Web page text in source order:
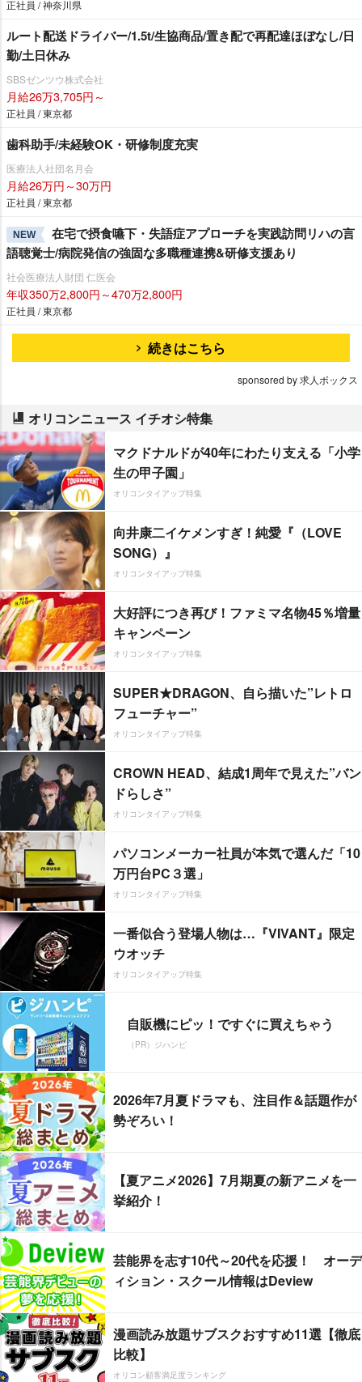
正社員 / 神奈川県
ルート配送ドライバー/1.5t/生協商品/置き配で再配達ほぼなし/日
勤/土日休み
SBSゼンツウ株式会社
月給26万3,705円～
正社員 / 東京都
歯科助手/未経験OK・研修制度充実
医療法人社団名月会
月給26万円～30万円
正社員 / 東京都
NEW
在宅で摂食嚥下・失語症アプローチを実践訪問リハの言
語聴覚士/病院発信の強固な多職種連携&研修支援あり
社会医療法人財団 仁医会
年収350万2,800円～470万2,800円
正社員 / 東京都
続きはこちら
sponsored by 求人ボックス
オリコンニュース イチオシ特集
マクドナルドが40年にわたり支える「小学
生の甲子園」
オリコンタイアップ特集
向井康二イケメンすぎ！純愛『（LOVE
SONG）』
オリコンタイアップ特集
大好評につき再び！ファミマ名物45％増量
キャンペーン
オリコンタイアップ特集
SUPER★DRAGON、自ら描いた”レトロ
フューチャー”
オリコンタイアップ特集
CROWN HEAD、結成1周年で見えた”バン
ドらしさ”
オリコンタイアップ特集
パソコンメーカー社員が本気で選んだ「10
万円台PC３選」
オリコンタイアップ特集
一番似合う登場人物は…『VIVANT』限定
ウオッチ
オリコンタイアップ特集
自販機にピッ！ですぐに買えちゃう
（PR）ジハンピ
2026年7月夏ドラマも、注目作＆話題作が
勢ぞろい！
【夏アニメ2026】7月期夏の新アニメを一
挙紹介！
芸能界を志す10代～20代を応援！ オーデ
ィション・スクール情報はDeview
漫画読み放題サブスクおすすめ11選【徹底
比較】
オリコン顧客満足度ランキング